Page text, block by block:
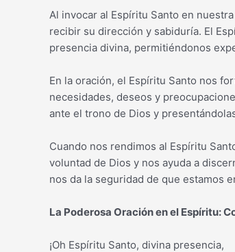
Al invocar al Espíritu Santo en
recibir su dirección y sabiduría. El
presencia divina, permitiéndonos
En la oración, el Espíritu Santo nos
necesidades, deseos y
ante el trono de Dios y
Cuando nos rendimos al Espíritu
voluntad de Dios y nos ayuda a
nos da la seguridad de que estamos
La Poderosa Oración en el Espíritu:
¡Oh Espíritu Santo, divina presencia,